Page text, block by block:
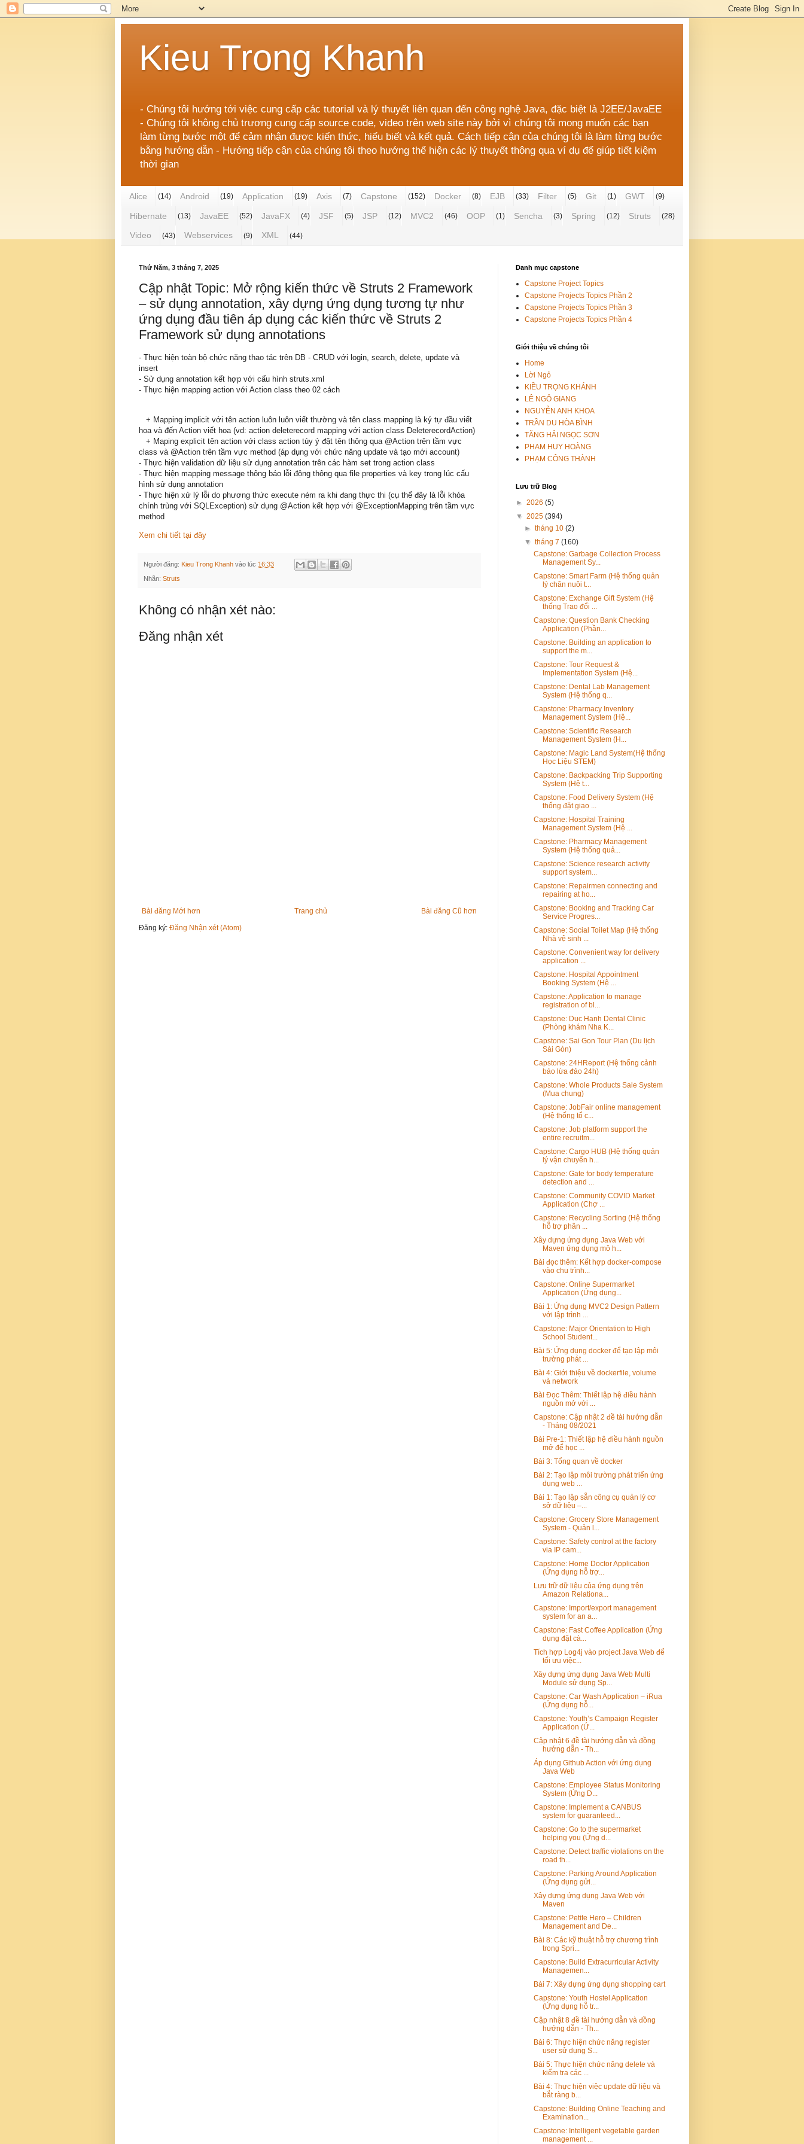
Kieu Trong Khanh
- Chúng tôi hướng tới việc cung cấp các tutorial và lý thuyết liên quan đến công nghệ Java, đặc biệt là J2EE/JavaEE
- Chúng tôi không chủ trương cung cấp source code, video trên web site này bởi vì chúng tôi mong muốn các bạn
làm từng bước một để cảm nhận được kiến thức, hiểu biết và kết quả. Cách tiếp cận của chúng tôi là làm từng bước
bằng hướng dẫn - Hướng tiếp cận của chúng tôi theo hướng thể hiện các lý thuyết thông qua ví dụ để giúp tiết kiệm
thời gian
Alice (14) Android (19) Application (19) Axis (7) Capstone (152) Docker (8) EJB (33) Filter (5) Git (1) GWT (9)
Hibernate (13) JavaEE (52) JavaFX (4) JSF (5) JSP (12) MVC2 (46) OOP (1) Sencha (3) Spring (12) Struts (28)
Video (43) Webservices (9) XML (44)
Thứ Năm, 3 tháng 7, 2025
Cập nhật Topic: Mở rộng kiến thức về Struts 2 Framework
– sử dụng annotation, xây dựng ứng dụng tương tự như
ứng dụng đầu tiên áp dụng các kiến thức về Struts 2
Framework sử dụng annotations
- Thực hiện toàn bộ chức năng thao tác trên DB - CRUD với login, search, delete, update và
insert
- Sử dụng annotation kết hợp với cấu hình struts.xml
- Thực hiện mapping action với Action class theo 02 cách
+ Mapping implicit với tên action luôn luôn viết thường và tên class mapping là ký tự đầu viết
hoa và đến Action viết hoa (vd: action deleterecord mapping với action class DeleterecordAction)
+ Maping explicit tên action với class action tùy ý đặt tên thông qua @Action trên tầm vực
class và @Action trên tầm vực method (áp dụng với chức năng update và tạo mới account)
- Thực hiện validation dữ liệu sử dụng annotation trên các hàm set trong action class
- Thực hiện mapping message thông báo lỗi động thông qua file properties và key trong lúc cấu
hình sử dụng annotation
- Thực hiện xử lý lỗi do phương thức execute ném ra khi đang thực thi (cụ thể đây là lỗi khóa
chính trùng với SQLException) sử dụng @Action kết hợp với @ExceptionMapping trên tầm vực
method
Xem chi tiết tại đây
Người đăng: Kieu Trong Khanh vào lúc 16:33
Nhãn: Struts
Không có nhận xét nào:
Đăng nhận xét
Bài đăng Mới hơn Bài đăng Cũ hơn
Trang chủ
Đăng ký: Đăng Nhận xét (Atom)
Danh mục capstone
Capstone Project Topics
Capstone Projects Topics Phần 2
Capstone Projects Topics Phần 3
Capstone Projects Topics Phần 4
Giới thiệu về chúng tôi
Home
Lời Ngỏ
KIỀU TRỌNG KHÁNH
LÊ NGÔ GIANG
NGUYỄN ANH KHOA
TRẦN DU HÒA BÌNH
TĂNG HẢI NGỌC SƠN
PHAM HUY HOÀNG
PHẠM CÔNG THÀNH
Lưu trữ Blog
► 2026 (5)
▼ 2025 (394)
►tháng 10(2)
▼tháng 7(160)
Capstone: Garbage Collection Process
Management Sy...
Capstone: Smart Farm (Hệ thống quản
lý chăn nuôi t...
Capstone: Exchange Gift System (Hệ
thống Trao đổi ...
Capstone: Question Bank Checking
Application (Phần...
Capstone: Building an application to
support the m...
Capstone: Tour Request &
Implementation System (Hệ...
Capstone: Dental Lab Management
System (Hệ thống q...
Capstone: Pharmacy Inventory
Management System (Hệ...
Capstone: Scientific Research
Management System (H...
Capstone: Magic Land System(Hệ thống
Học Liệu STEM)
Capstone: Backpacking Trip Supporting
System (Hệ t...
Capstone: Food Delivery System (Hệ
thống đặt giao ...
Capstone: Hospital Training
Management System (Hệ ...
Capstone: Pharmacy Management
System (Hệ thống quả...
Capstone: Science research activity
support system...
Capstone: Repairmen connecting and
repairing at ho...
Capstone: Booking and Tracking Car
Service Progres...
Capstone: Social Toilet Map (Hệ thống
Nhà vệ sinh ...
Capstone: Convenient way for delivery
application ...
Capstone: Hospital Appointment
Booking System (Hệ ...
Capstone: Application to manage
registration of bl...
Capstone: Duc Hanh Dental Clinic
(Phòng khám Nha K...
Capstone: Sai Gon Tour Plan (Du lịch
Sài Gòn)
Capstone: 24HReport (Hệ thống cảnh
báo lừa đảo 24h)
Capstone: Whole Products Sale System
(Mua chung)
Capstone: JobFair online management
(Hệ thống tổ c...
Capstone: Job platform support the
entire recruitm...
Capstone: Cargo HUB (Hệ thống quản
lý vận chuyển h...
Capstone: Gate for body temperature
detection and ...
Capstone: Community COVID Market
Application (Chợ ...
Capstone: Recycling Sorting (Hệ thống
hỗ trợ phân ...
Xây dựng ứng dụng Java Web với
Maven ứng dụng mô h...
Bài đọc thêm: Kết hợp docker-compose
vào chu trình...
Capstone: Online Supermarket
Application (Ứng dụng...
Bài 1: Ứng dụng MVC2 Design Pattern
với lập trình ...
Capstone: Major Orientation to High
School Student...
Bài 5: Ứng dụng docker để tạo lập môi
trường phát ...
Bài 4: Giới thiệu về dockerfile, volume
và network
Bài Đọc Thêm: Thiết lập hệ điều hành
nguồn mở với ...
Capstone: Cập nhật 2 đề tài hướng dẫn
- Tháng 08/2021
Bài Pre-1: Thiết lập hệ điều hành nguồn
mở để học ...
Bài 3: Tổng quan về docker
Bài 2: Tạo lập môi trường phát triển ứng
dụng web ...
Bài 1: Tạo lập sẵn công cụ quản lý cơ
sở dữ liệu –...
Capstone: Grocery Store Management
System - Quản l...
Capstone: Safety control at the factory
via IP cam...
Capstone: Home Doctor Application
(Ứng dụng hỗ trợ...
Lưu trữ dữ liệu của ứng dụng trên
Amazon Relationa...
Capstone: Import/export management
system for an a...
Capstone: Fast Coffee Application (Ứng
dụng đặt cà...
Tích hợp Log4j vào project Java Web để
tối ưu việc...
Xây dựng ứng dụng Java Web Multi
Module sử dụng Sp...
Capstone: Car Wash Application – iRua
(Ứng dụng hỗ...
Capstone: Youth’s Campaign Register
Application (Ứ...
Cập nhật 6 đề tài hướng dẫn và đồng
hướng dẫn - Th...
Áp dụng Github Action với ứng dụng
Java Web
Capstone: Employee Status Monitoring
System (Ứng D...
Capstone: Implement a CANBUS
system for guaranteed...
Capstone: Go to the supermarket
helping you (Ứng d...
Capstone: Detect traffic violations on the
road th...
Capstone: Parking Around Application
(Ứng dụng gửi...
Xây dựng ứng dụng Java Web với
Maven
Capstone: Petite Hero – Children
Management and De...
Bài 8: Các kỹ thuật hỗ trợ chương trình
trong Spri...
Capstone: Build Extracurricular Activity
Managemen...
Bài 7: Xây dựng ứng dụng shopping cart
Capstone: Youth Hostel Application
(Ứng dụng hỗ tr...
Cập nhật 8 đề tài hướng dẫn và đồng
hướng dẫn - Th...
Bài 6: Thực hiện chức năng register
user sử dụng S...
Bài 5: Thực hiện chức năng delete và
kiểm tra các ...
Bài 4: Thực hiện việc update dữ liệu và
bắt ràng b...
Capstone: Building Online Teaching and
Examination...
Capstone: Intelligent vegetable garden
management ...